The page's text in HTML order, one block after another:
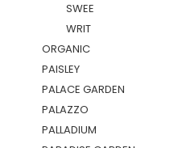
SWEE
WRIT
ORGANIC
PAISLEY
PALACE GARDEN
PALAZZO
PALLADIUM